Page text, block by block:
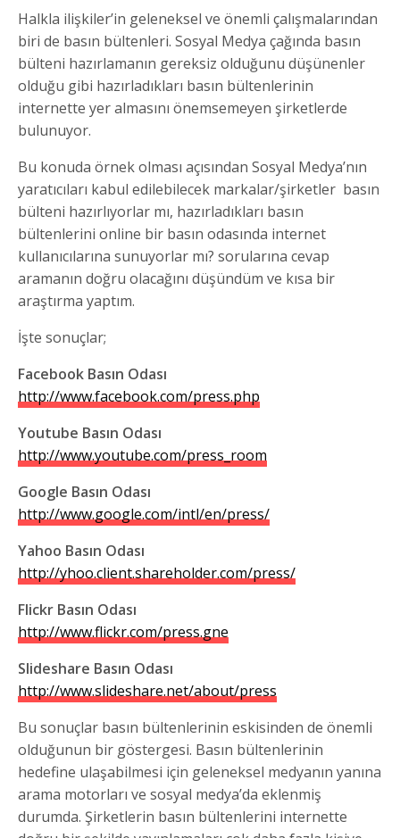
Halkla ilişkiler’in geleneksel ve önemli çalışmalarından
biri de basın bültenleri. Sosyal Medya çağında basın
bülteni hazırlamanın gereksiz olduğunu düşünenler
olduğu gibi hazırladıkları basın bültenlerinin
internette yer almasını önemsemeyen şirketlerde
bulunuyor.
Bu konuda örnek olması açısından Sosyal Medya’nın
yaratıcıları kabul edilebilecek markalar/şirketler basın
bülteni hazırlıyorlar mı, hazırladıkları basın
bültenlerini online bir basın odasında internet
kullanıcılarına sunuyorlar mı? sorularına cevap
aramanın doğru olacağını düşündüm ve kısa bir
araştırma yaptım.
İşte sonuçlar;
Facebook Basın Odası
http://www.facebook.com/press.php
Youtube Basın Odası
http://www.youtube.com/press_room
Google Basın Odası
http://www.google.com/intl/en/press/
Yahoo Basın Odası
http://yhoo.client.shareholder.com/press/
Flickr Basın Odası
http://www.flickr.com/press.gne
Slideshare Basın Odası
http://www.slideshare.net/about/press
Bu sonuçlar basın bültenlerinin eskisinden de önemli
olduğunun bir göstergesi. Basın bültenlerinin
hedefine ulaşabilmesi için geleneksel medyanın yanına
arama motorları ve sosyal medya’da eklenmiş
durumda. Şirketlerin basın bültenlerini internette